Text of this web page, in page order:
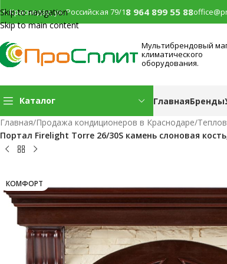
Skip to navigation
Skip to main content
г. Краснодар, ул. Российская 79/18 964 899 55 88
Мультибрендовый
климатического
оборудования.
Каталог ГлавнаяБренды
Главная/Продажа кондиционеров в Краснодаре/
Портал Firelight Torre 26/30S камень слоновая
КОМФОРТ